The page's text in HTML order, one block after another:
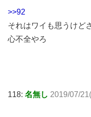
>>92
それはワイも思うけど
心不全やろ
118: 名無し 2019/07/